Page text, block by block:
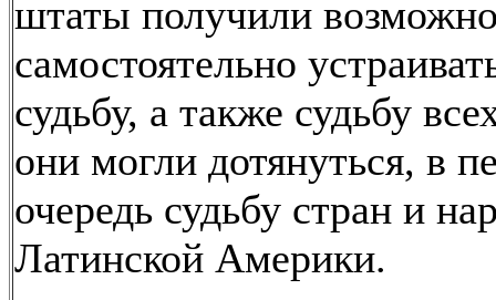
штаты получили
самостоятельно
судьбу, а также судьбу
они могли дотянуться, в
очередь судьбу стран и
Латинской Америки.